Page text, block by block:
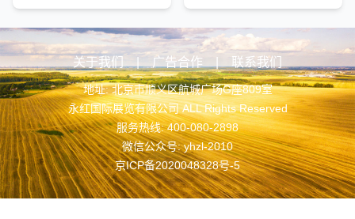
商、应用商，食用油、高端食用
用油生产商（高级管理者、技术
负责人、国外油脂庄园），行业
团体、科研机构、驻华使节、外
事机构、海关通关、媒体记者
等。
商：4．食用油、高端食用油生产
国外油脂庄园）：5．行业团体、
社会组织、科研机构、大学院
校、驻华使节、外事机构、海关
通关、媒体记者等
关于我们 广告合作 联系我们
地址: 北京市顺义区航城广场G座809室
永红国际展览有限公司 ALL Rights Reserved
服务热线: 400-080-2898
微信公众号: yhzl-2010
京ICP备2020048328号-5